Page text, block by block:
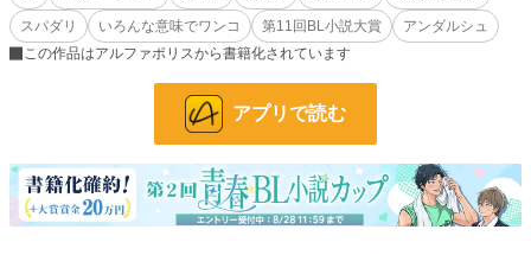
受けの前ではついついワンコになってしまう狼獣人と、お人好しな薬師のお話で
す。
★不定期：1000字程度の更新。
★他サイトにも掲載しています。
小説 31,850 位 / 228,937 件
BL 8,349 位 / 31,452 件
スパダリ
いろんな意味でワンコ 第11回BL小説大賞
アンダルシュ
この作品はアルファポリスから書籍化されています
アプリで読む